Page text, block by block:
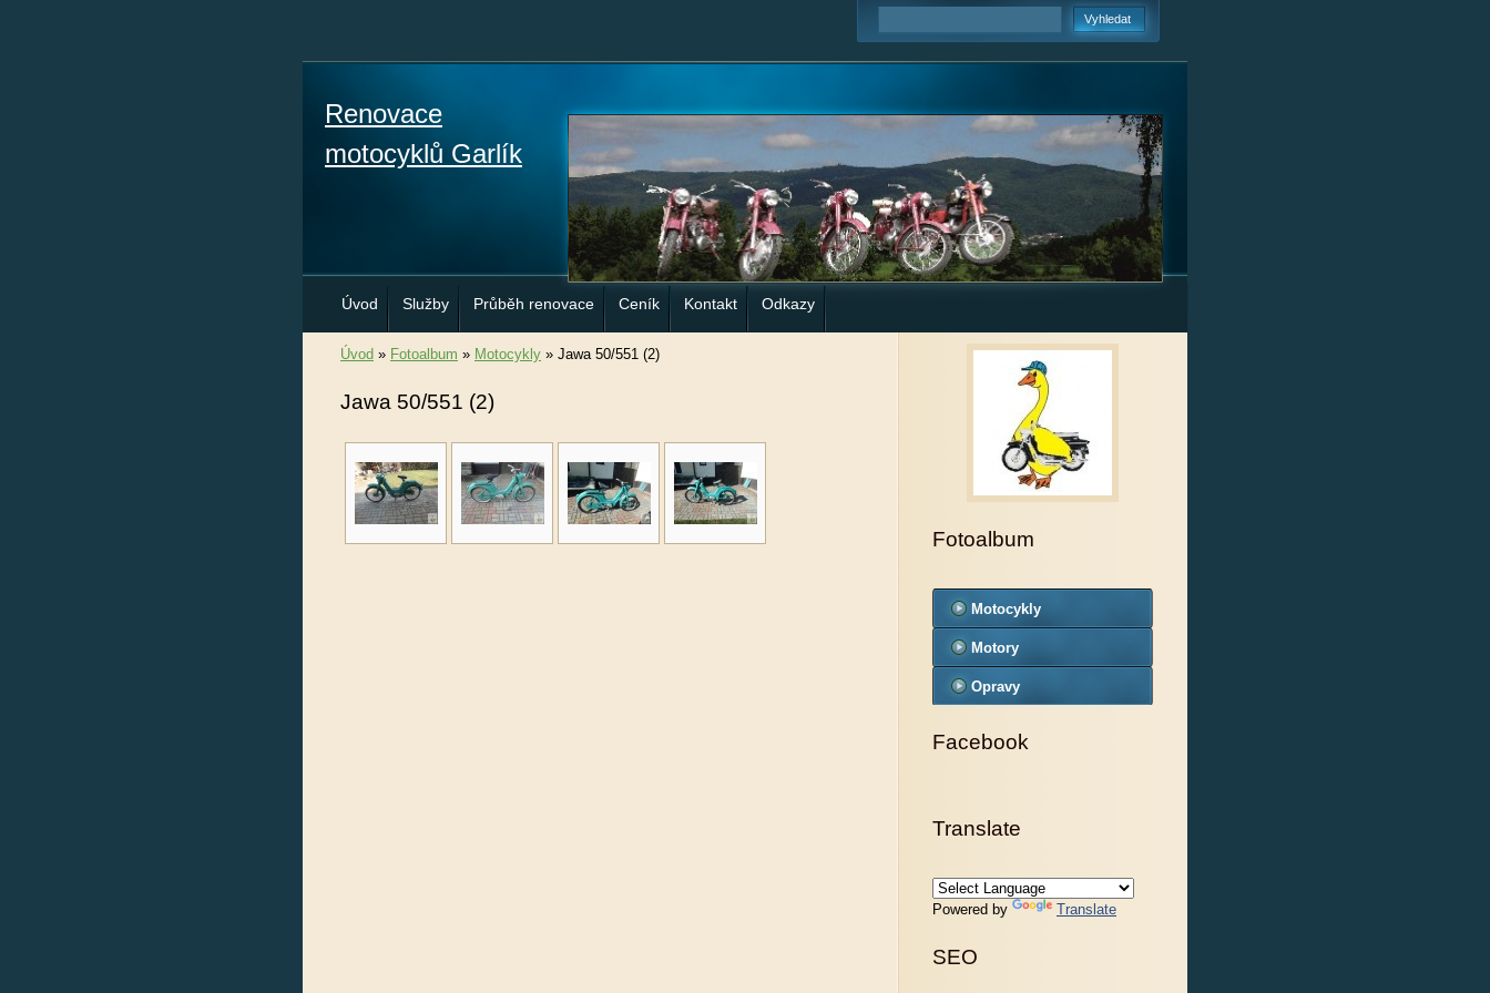
Renovace
motocyklů Garlík
Úvod Služby Průběh renovace Ceník Kontakt Odkazy
Úvod » Fotoalbum » Motocykly » Jawa 50/551 (2)
Jawa 50/551 (2)
Fotoalbum
Motocykly
Motory
Opravy
Facebook
Translate
Powered by Translate
SEO